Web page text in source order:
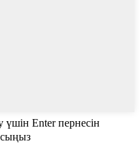
үшін Enter пернесін